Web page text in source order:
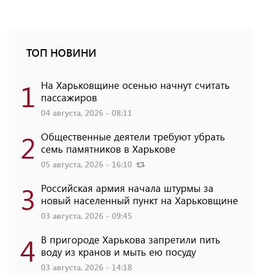
ТОП НОВИНИ
1 На Харьковщине осенью начнут считать
пассажиров
04 августа, 2026 - 08:11
2 Общественные деятели требуют убрать
семь памятников в Харькове
05 августа, 2026 - 16:10
3 Российская армия начала штурмы за
новый населенный пункт на Харьковщине
03 августа, 2026 - 09:45
4 В пригороде Харькова запретили пить
воду из кранов и мыть ею посуду
03 августа, 2026 - 14:18